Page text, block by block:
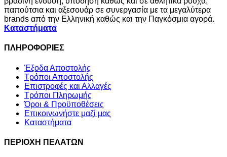
παπούτσια και αξεσουάρ σε συνεργασία με τα μεγαλύτερα
brands από την Ελληνική καθώς και την Παγκόσμια αγορά.
Καταστήματα
ΠΛΗΡΟΦΟΡΙΕΣ
Έξοδα Αποστολής
Τρόποι Αποστολής
Επιστροφές και Αλλαγές
Τρόποι Πληρωμής
Όροι & Προϋποθέσεις
Επικοινωνήστε μαζί μας
Καταστήματα
ΠΕΡΙΟΧΗ ΠΕΛΑΤΩΝ